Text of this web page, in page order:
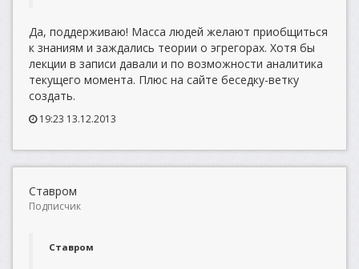
Да, поддерживаю! Масса людей желают приобщиться
к знаниям и заждались теории о эгрегорах. Хотя бы
лекции в записи давали и по возможности аналитика
текущего момента. Плюс на сайте беседку-ветку
создать.
19:23 13.12.2013
Ставром
Подписчик
Ставром